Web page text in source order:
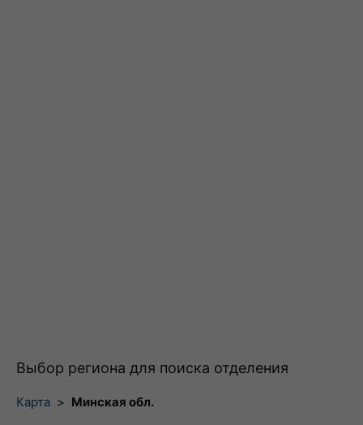
Выбор региона для поиска отделения
Карта > Минская обл.